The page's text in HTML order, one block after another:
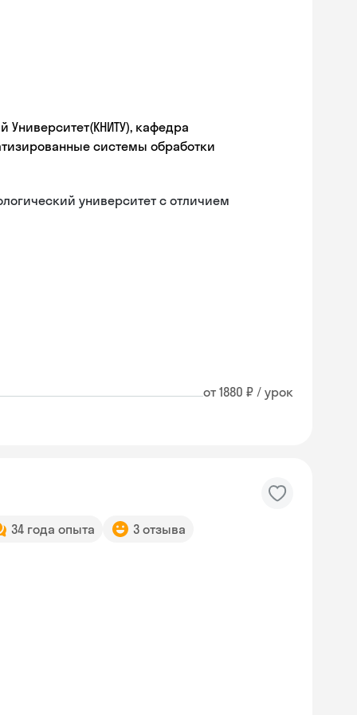
Университет(КНИТУ), кафедра
системы обработки
университет с отличием
от 1880 ₽ / урок
34 года опыта 3 отзыва